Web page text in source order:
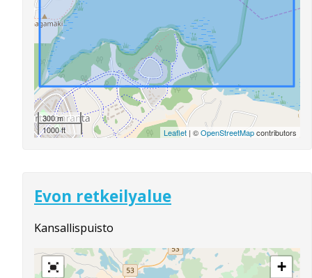
300 m
1000 ft
Leaflet | ©OpenStreetMapcontributors
Evon retkeilyalue
Kansallispuisto
+